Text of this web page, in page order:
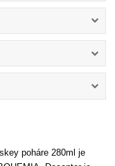
poháre 280ml je